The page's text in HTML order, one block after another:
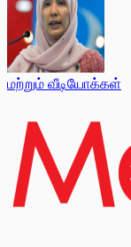
மற்றும் வீடியோக்கள்